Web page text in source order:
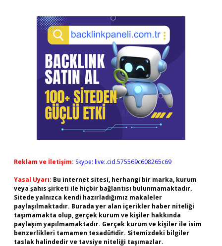
Reklam ve İletişim: Skype: live:.cid.575569c608265c69
Yasal Uyarı: Bu internet sitesi, herhangi bir marka, kurum
veya şahıs şirketi ile hiçbir bağlantısı bulunmamaktadır.
Sitede yalnızca kendi hazırladığımız makaleler
paylaşılmaktadır. Burada yer alan içerikler haber niteliği
taşımamakta olup, gerçek kurum ve kişiler hakkında
paylaşım yapılmamaktadır. Gerçek kurum ve kişiler ile isim
benzerlikleri tamamen tesadüfidir. Sitemizdeki bilgiler
taslak halindedir ve tavsiye niteliği taşımazlar.